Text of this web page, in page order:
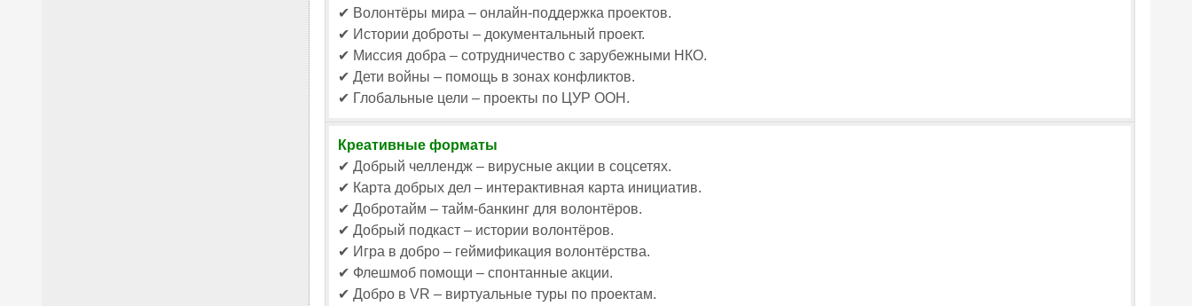
✔ Волонтёры мира – онлайн-поддержка проектов.
✔ Истории доброты – документальный проект.
✔ Миссия добра – сотрудничество с зарубежными НКО.
✔ Дети войны – помощь в зонах конфликтов.
✔ Глобальные цели – проекты по ЦУР ООН.
Креативные форматы
✔ Добрый челлендж – вирусные акции в соцсетях.
✔ Карта добрых дел – интерактивная карта инициатив.
✔ Добротайм – тайм-банкинг для волонтёров.
✔ Добрый подкаст – истории волонтёров.
✔ Игра в добро – геймификация волонтёрства.
✔ Флешмоб помощи – спонтанные акции.
✔ Добро в VR – виртуальные туры по проектам.